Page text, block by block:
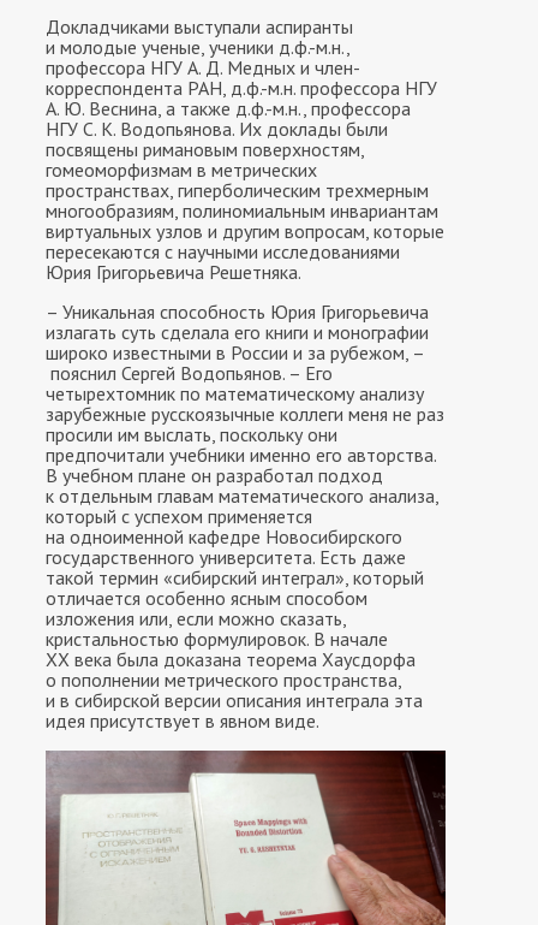
Докладчиками выступали аспиранты
и молодые ученые, ученики д.ф.-м.н.,
профессора НГУ А. Д. Медных и член-
корреспондента РАН, д.ф.-м.н. профессора НГУ
А. Ю. Веснина, а также д.ф.-м.н., профессора
НГУ С. К. Водопьянова. Их доклады были
посвящены римановым поверхностям,
гомеоморфизмам в метрических
пространствах, гиперболическим трехмерным
многообразиям, полиномиальным инвариантам
виртуальных узлов и другим вопросам, которые
пересекаются с научными исследованиями
Юрия Григорьевича Решетняка.
– Уникальная способность Юрия Григорьевича
излагать суть сделала его книги и монографии
широко известными в России и за рубежом, –
пояснил Сергей Водопьянов. – Его
четырехтомник по математическому анализу
зарубежные русскоязычные коллеги меня не раз
просили им выслать, поскольку они
предпочитали учебники именно его авторства.
В учебном плане он разработал подход
к отдельным главам математического анализа,
который с успехом применяется
на одноименной кафедре Новосибирского
государственного университета. Есть даже
такой термин «сибирский интеграл», который
отличается особенно ясным способом
изложения или, если можно сказать,
кристальностью формулировок. В начале
ХХ века была доказана теорема Хаусдорфа
о пополнении метрического пространства,
и в сибирской версии описания интеграла эта
идея присутствует в явном виде.